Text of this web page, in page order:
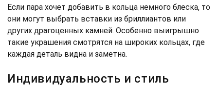
Если пара хочет добавить в кольца немного блеска, то
они могут выбрать вставки из бриллиантов или
других драгоценных камней. Особенно выигрышно
такие украшения смотрятся на широких кольцах, где
каждая деталь видна и заметна.
Индивидуальность и стиль